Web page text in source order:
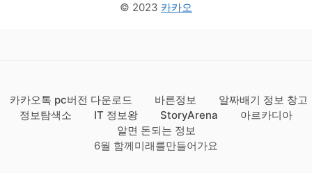
© 2023 카카오
카카오톡 pc버전 다운로드 바른정보
알짜배기 정보 창고
정보탐색소
IT 정보왕 StoryArena
아르카디아
알면 돈되는 정보
6월 함께미래를만들어가요